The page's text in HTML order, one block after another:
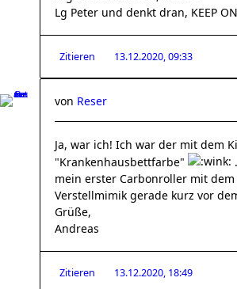
Lg Peter und denkt dran, KEEP
Zitieren 13.12.2020, 09:33
von Reser
Ja, war ich! Ich war der mit dem
"Krankenhausbettfarbe"
mein erster Carbonroller mit
Verstellmimik gerade kurz vor
Grüße,
Andreas
Zitieren 13.12.2020, 18:49